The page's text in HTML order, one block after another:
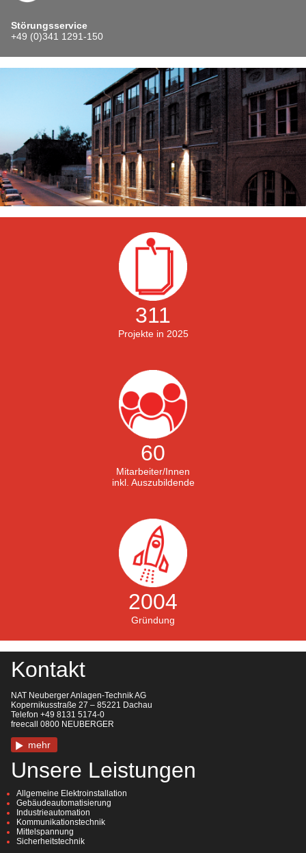
Störungsservice
+49 (0)341 1291-150
311
Projekte in 2025
60
Mitarbeiter/Innen
inkl. Auszubildende
2004
Gründung
Kontakt
NAT Neuberger Anlagen-Technik AG
Kopernikusstraße 27 – 85221 Dachau
Telefon +49 8131 5174-0
freecall 0800 NEUBERGER
mehr
Unsere Leistungen
Allgemeine Elektroinstallation
Gebäudeautomatisierung
Industrieautomation
Kommunikationstechnik
Mittelspannung
Sicherheitstechnik